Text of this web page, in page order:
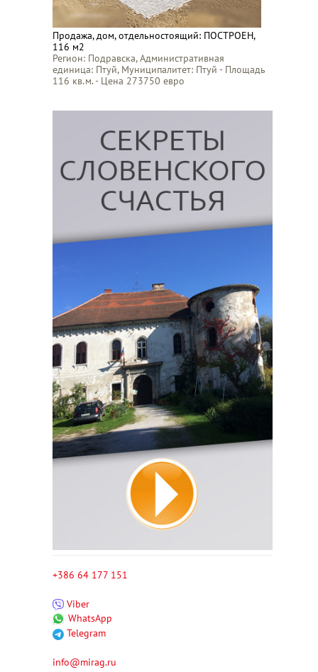
Продажа, дом, отдельностоящий: ПОСТРОЕН,
116 м2
Регион: Подравска, Административная
единица: Птуй, Муниципалитет: Птуй - Площадь
116 кв.м. - Цена 273750 евро
+386 64 177 151
Viber
WhatsApp
Telegram
info@mirag.ru